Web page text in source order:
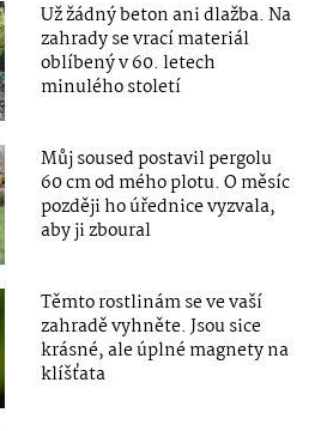
Už žádný beton ani dlažba. Na
zahrady se vrací materiál
oblíbený v 60. letech
minulého století
Můj soused postavil pergolu
60 cm od mého plotu. O měsíc
později ho úřednice vyzvala,
aby ji zboural
Těmto rostlinám se ve vaší
zahradě vyhněte. Jsou sice
krásné, ale úplné magnety na
klíšťata